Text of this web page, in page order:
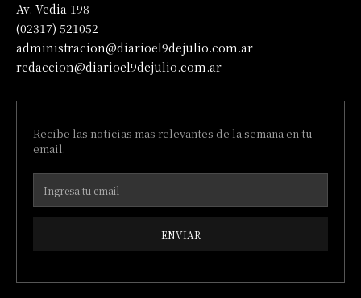
Av. Vedia 198
(02317) 521052
administracion@diarioel9dejulio.com.ar
redaccion@diarioel9dejulio.com.ar
Recibe las noticias mas relevantes de la semana en tu
email.
ENVIAR